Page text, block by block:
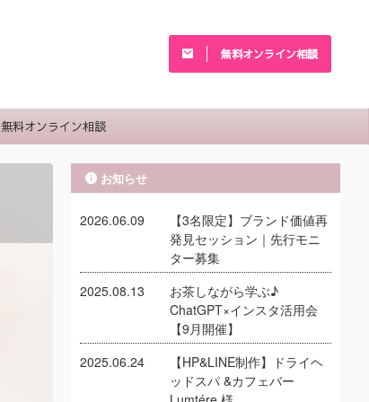
無料オンライン相談
無料オンライン相談
お知らせ
2026.06.09
【3名限定】ブランド価値再
発見セッション｜先行モニ
ター募集
2025.08.13
お茶しながら学ぶ♪
ChatGPT×インスタ活用会
【9月開催】
2025.06.24
【HP&LINE制作】ドライヘ
ッドスパ &カフェバー